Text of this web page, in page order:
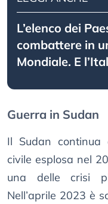
L’elenco dei
combattere in
Mondiale. E
Guerra in Sudan
Il Sudan
civile esplosa nel
una delle crisi
Nell’aprile 2023 è